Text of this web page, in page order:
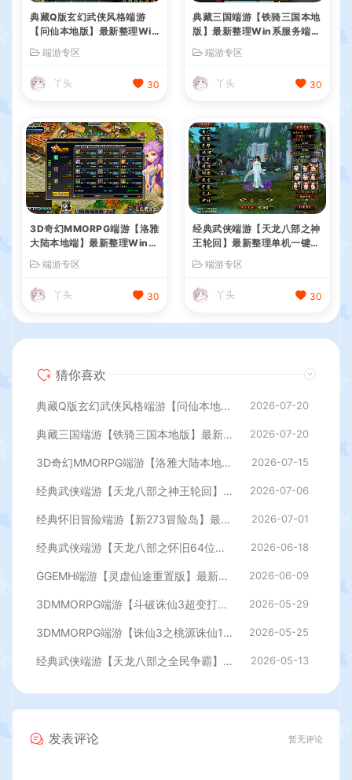
典藏Q版玄幻武侠风格端游
【问仙本地版】最新整理Win
系服务端+PC客户端+GM指
令+详细搭建教程
端游专区
丫头 30
典藏三国端游【铁骑三国本地
版】最新整理Win系服务端+
PC客户端+详细搭建教程+G
M命令教程
端游专区
丫头 30
3D奇幻MMORPG端游【洛雅
大陆本地端】最新整理Win一
具+详细搭建教程
端游专区
丫头 30
经典武侠端游【天龙八部之神
王轮回】最新整理单机一键即
PC客户端+GM工具+详细搭
建教程
端游专区
丫头 30
猜你喜欢
典藏Q版玄幻武侠风格端游【问仙本地版】最新整理Win系服务端+PC客户端+GM指令+详细搭建教程 2026-07-20
典藏三国端游【铁骑三国本地版】最新整理Win系服务端+PC客户端+详细搭建教程+GM命令教程 2026-07-20
3D奇幻MMORPG端游【洛雅大陆本地端】最新整理Win一键服务端+PC客户端+GM工具+详细搭建教程 2026-07-15
经典武侠端游【天龙八部之神王轮回】最新整理单机一键即玩镜像端+Linux手工服务端+PC客户端+GM工具+详细搭建教程 2026-07-06
经典怀旧冒险端游【新273冒险岛】最新整理Linux手工端+PC客户端+登录器+管理后台+网页注册+详细搭建教程 2026-07-01
经典武侠端游【天龙八部之怀旧64位源端洛洛1.9】最新整理单机一键即玩镜像端+Linux手工服务端+PC客户端+GM工具+网页注册+详细搭建教程 2026-06-18
GGEMH端游【灵虚仙途重置版】最新整理WIN系服务端+PC客户端+网关+内置GM+详细搭建教程+全套源码 2026-06-09
3DMMORPG端游【斗破诛仙3超变打金18职业精修版】最新整理单机一键即玩镜像端+Linux手工服务端+GM工具+网页注册+PC客户端+详细搭建教程 2026-05-29
3DMMORPG端游【诛仙3之桃源诛仙18职业精修版】最新整理单机一键即玩镜像端+Linux手工服务端+GM工具+网页注册+PC客户端+详细搭建教程 2026-05-25
经典武侠端游【天龙八部之全民争霸】最新整理单机一键即玩镜像端+Linux手工服务端+PC客户端+GM工具+详细搭建教程 2026-05-13
发表评论 暂无评论